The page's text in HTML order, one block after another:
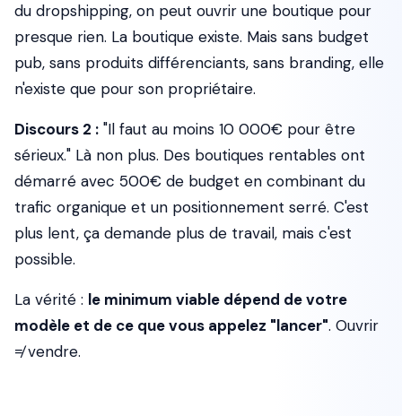
du dropshipping, on peut ouvrir une boutique pour
presque rien. La boutique existe. Mais sans budget
pub, sans produits différenciants, sans branding, elle
n'existe que pour son propriétaire.
Discours 2 : "Il faut au moins 10 000€ pour être
sérieux." Là non plus. Des boutiques rentables ont
démarré avec 500€ de budget en combinant du
trafic organique et un positionnement serré. C'est
plus lent, ça demande plus de travail, mais c'est
possible.
La vérité : le minimum viable dépend de votre
modèle et de ce que vous appelez "lancer". Ouvrir
≠ vendre.